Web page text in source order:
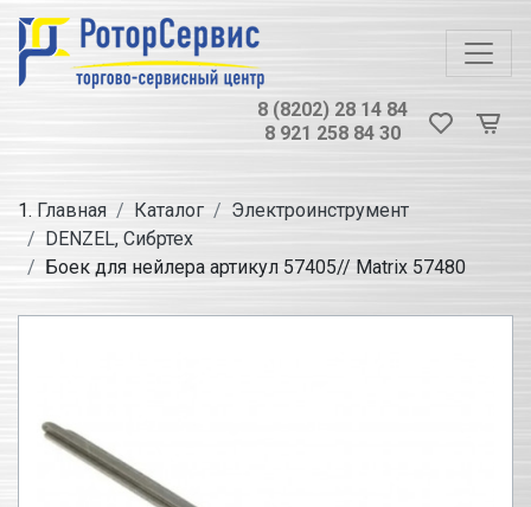
8 (8202) 28 14 84
8 921 258 84 30
Главная Каталог
Электроинструмент
DENZEL, Сибртех
Боек для нейлера артикул 57405// Matrix 57480